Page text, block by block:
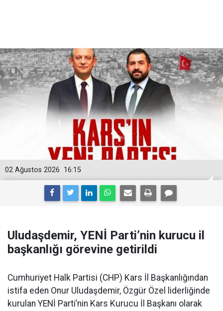
16:15
02 Ağustos 2026
Uludaşdemir, YENİ Parti’nin kurucu il
başkanlığı görevine getirildi
Cumhuriyet Halk Partisi (CHP) Kars İl Başkanlığından
istifa eden Onur Uludaşdemir, Özgür Özel liderliğinde
kurulan YENİ Parti’nin Kars Kurucu İl Başkanı olarak